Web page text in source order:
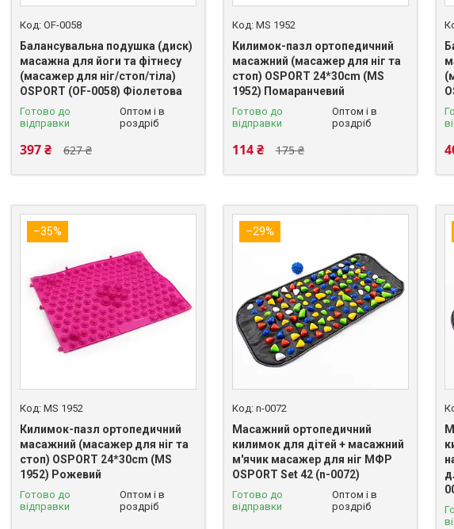
OF-0058
Балансувальна подушка (диск)
масажна для йоги та фітнесу
(масажер для ніг/стоп/тіла)
OSPORT (OF-0058) Фіолетова
Готово до
відправки
Оптом і в
роздріб
627 ₴
397 ₴
MS 1952
Килимок-пазл ортопедичний
масажний (масажер для ніг та
стоп) OSPORT 24*30cm (MS
1952) Помаранчевий
Готово до
відправки
Оптом і в
роздріб
175 ₴
114 ₴
–35%
MS 1952
Килимок-пазл ортопедичний
масажний (масажер для ніг та
стоп) OSPORT 24*30cm (MS
1952) Рожевий
Готово до
відправки
Оптом і в
роздріб
–29%
n-0072
Масажний ортопедичний
килимок для дітей + масажний
м'ячик масажер для ніг МФР
OSPORT Set 42 (n-0072)
Готово до
відправки
Оптом і в
роздріб